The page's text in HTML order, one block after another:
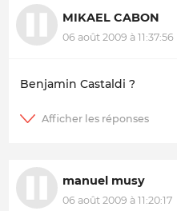
MIKAEL CABON
06 août 2009 à 11:37:56
Benjamin Castaldi ?
manuel musy
06 août 2009 à 11:20:17